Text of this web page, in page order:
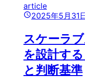
article
2025年5月31
スケーラ
を設計す
と判断基準